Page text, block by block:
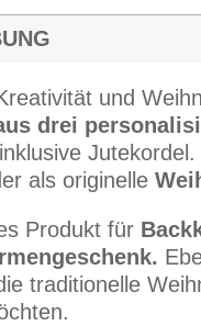
und
drei
als originelle
Produkt für
traditionelle